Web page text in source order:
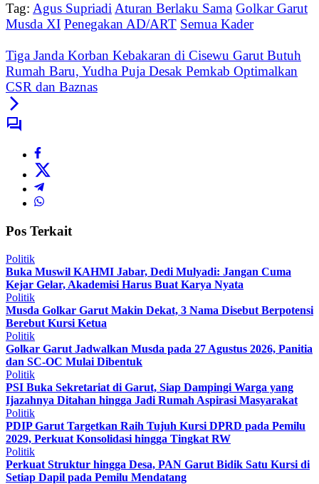
Tag: Agus SupriadiAturan Berlaku Sama Golkar Garut
Musda XI Penegakan AD/ART Semua Kader
Tiga Janda Korban Kebakaran di Cisewu Garut Butuh
Rumah Baru, Yudha Puja Desak Pemkab Optimalkan
CSR dan Baznas
Pos Terkait
Politik
Buka Muswil KAHMI Jabar, Dedi Mulyadi: Jangan Cuma
Kejar Gelar, Akademisi Harus Buat Karya Nyata
Politik
Musda Golkar Garut Makin Dekat, 3 Nama Disebut Berpotensi
Berebut Kursi Ketua
Politik
Golkar Garut Jadwalkan Musda pada 27 Agustus 2026, Panitia
dan SC-OC Mulai Dibentuk
Politik
PSI Buka Sekretariat di Garut, Siap Dampingi Warga yang
Ijazahnya Ditahan hingga Jadi Rumah Aspirasi Masyarakat
Politik
PDIP Garut Targetkan Raih Tujuh Kursi DPRD pada Pemilu
2029, Perkuat Konsolidasi hingga Tingkat RW
Politik
Perkuat Struktur hingga Desa, PAN Garut Bidik Satu Kursi di
Setiap Dapil pada Pemilu Mendatang